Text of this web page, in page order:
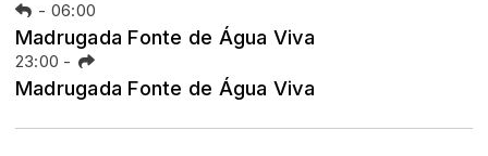
- 06:00
Madrugada Fonte de Água Viva
23:00 -
Madrugada Fonte de Água Viva